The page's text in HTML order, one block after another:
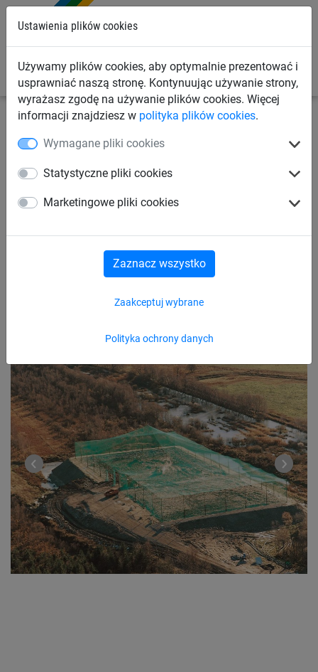
Ustawienia plików cookies
Używamy plików cookies, aby optymalnie prezentować i
usprawniać naszą stronę. Kontynuując używanie strony,
wyrażasz zgodę na używanie plików cookies. Więcej
informacji znajdziesz w polityka plików cookies.
Wymagane pliki cookies
Statystyczne pliki cookies
Marketingowe pliki cookies
Polityka ochrony danych
Zaakceptuj wybrane
Zaznacz wszystko
Siatka na wysypiska śmieci (ø
1,8 mm,